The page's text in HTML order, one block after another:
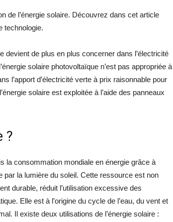
de l’énergie solaire. Découvrez dans cet article
technologie.
devient de plus en plus concerner dans l’électricité
solaire photovoltaïque n’est pas appropriée à
l’apport d’électricité verte à prix raisonnable pour
solaire est exploitée à l’aide des panneaux
?
la consommation mondiale en énergie grâce à
par la lumière du soleil. Cette ressource est non
durable, réduit l’utilisation excessive des
Elle est à l’origine du cycle de l’eau, du vent et
Il existe deux utilisations de l’énergie solaire :